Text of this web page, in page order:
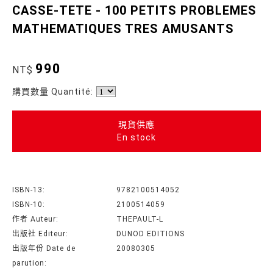
CASSE-TETE - 100 PETITS PROBLEMES
MATHEMATIQUES TRES AMUSANTS
NT$ 990
購買數量 Quantité:
現貨供應
En stock
ISBN-13:
9782100514052
ISBN-10:
2100514059
作者 Auteur:
THEPAULT-L
出版社 Editeur:
DUNOD EDITIONS
出版年份 Date de
parution:
20080305